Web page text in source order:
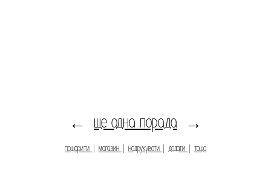
← ще одна порада →
пошарити магазин надрукувати додати тощо